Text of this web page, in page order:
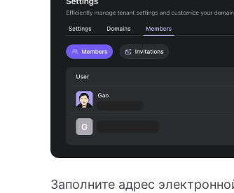
Заполните адрес